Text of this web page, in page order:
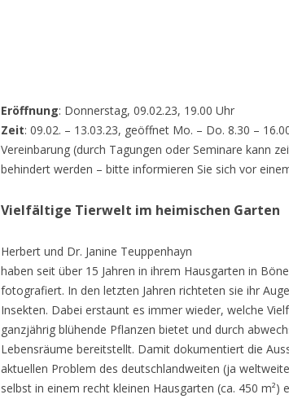
Eröffnung: Donnerstag, 09.02.23, 19.00 Uhr
Zeit: 09.02. – 13.03.23, geöffnet Mo. – Do. 8.30 –
Vereinbarung (durch Tagungen oder Seminare kann
behindert werden – bitte informieren Sie sich vor
Vielfältige Tierwelt im heimischen Garten
Herbert und Dr. Janine Teuppenhayn
haben seit über 15 Jahren in ihrem Hausgarten in
fotografiert. In den letzten Jahren richteten sie ihr
Insekten. Dabei erstaunt es immer wieder, welche
ganzjährig blühende Pflanzen bietet und durch
Lebensräume bereitstellt. Damit dokumentiert die
aktuellen Problem des deutschlandweiten (ja
selbst in einem recht kleinen Hausgarten (ca. 450 m²)